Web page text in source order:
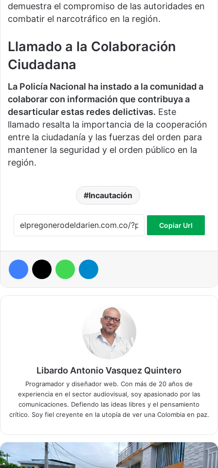
demuestra el compromiso de las autoridades en
combatir el narcotráfico en la región.
Llamado a la Colaboración
Ciudadana
La Policía Nacional ha instado a la comunidad a
colaborar con información que contribuya a
desarticular estas redes delictivas. Este
llamado resalta la importancia de la cooperación
entre la ciudadanía y las fuerzas del orden para
mantener la seguridad y el orden público en la
región.
Incautación
Copiar Url
Facebook WhatsApp
Libardo Antonio Vasquez Quintero
Programador y diseñador web. Con más de 20 años de
experiencia en el sector audiovisual, soy apasionado por las
comunicaciones. Defiendo las ideas libres y el pensamiento
crítico. Soy fiel creyente en la utopía de ver una Colombia en paz.